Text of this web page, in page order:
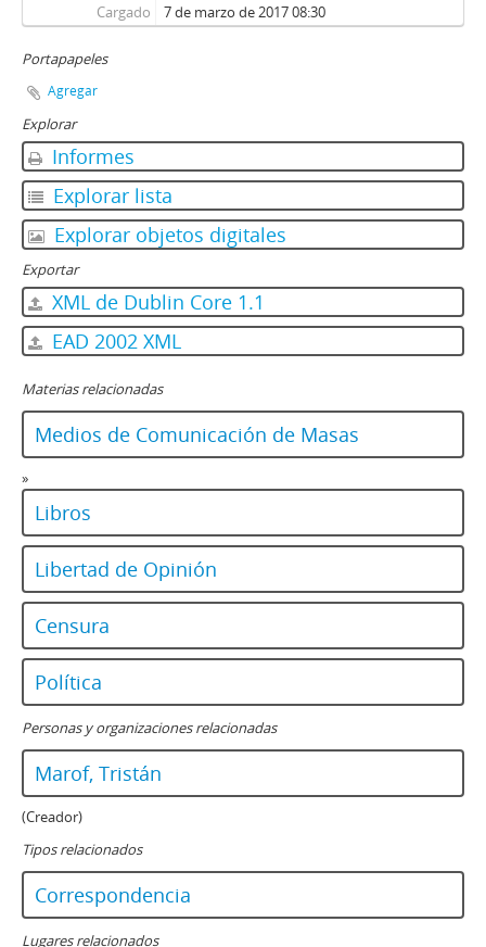
Cargado 7 de marzo de 2017 08:30
Portapapeles
Agregar
Explorar
Informes
Explorar lista
Explorar objetos digitales
Exportar
XML de Dublin Core 1.1
EAD 2002 XML
Materias relacionadas
Medios de Comunicación de Masas
»
Libros
Libertad de Opinión
Censura
Política
Personas y organizaciones relacionadas
Marof, Tristán
(Creador)
Tipos relacionados
Correspondencia
Lugares relacionados